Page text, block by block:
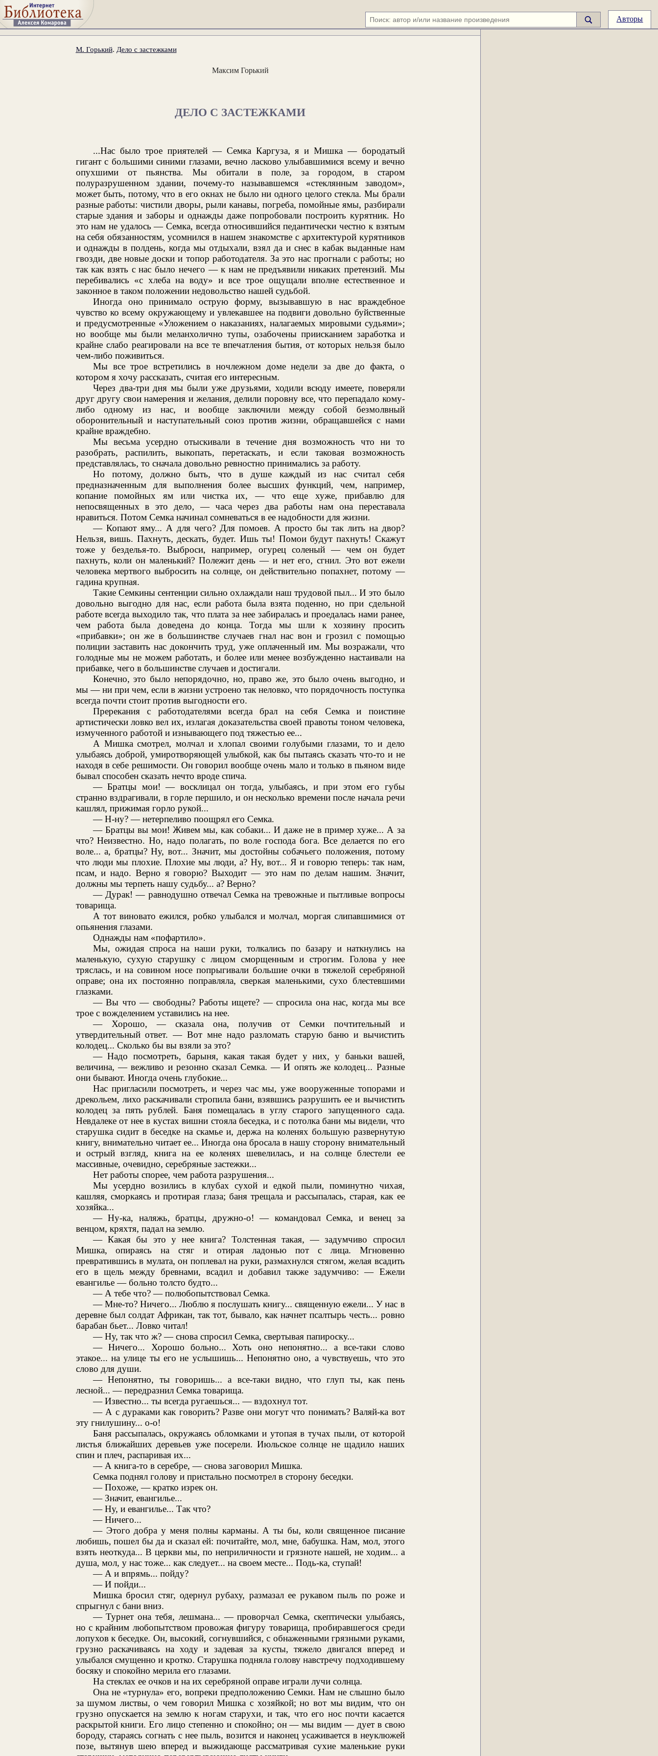
Авторы
М. Горький. Дело с застежками
Максим Горький
ДЕЛО С ЗАСТЕЖКАМИ
...Нас было трое приятелей — Семка Каргуза, я и Мишка — бородатый
гигант с большими синими глазами, вечно ласково улыбавшимися всему и вечно
опухшими от пьянства. Мы обитали в поле, за городом, в старом
полуразрушенном здании, почему-то называвшемся «стеклянным заводом»,
может быть, потому, что в его окнах не было ни одного целого стекла. Мы брали
разные работы: чистили дворы, рыли канавы, погреба, помойные ямы, разбирали
старые здания и заборы и однажды даже попробовали построить курятник. Но
это нам не удалось — Семка, всегда относившийся педантически честно к взятым
на себя обязанностям, усомнился в нашем знакомстве с архитектурой курятников
и однажды в полдень, когда мы отдыхали, взял да и снес в кабак выданные нам
гвозди, две новые доски и топор работодателя. За это нас прогнали с работы; но
так как взять с нас было нечего — к нам не предъявили никаких претензий. Мы
перебивались «с хлеба на воду» и все трое ощущали вполне естественное и
законное в таком положении недовольство нашей судьбой.
Иногда оно принимало острую форму, вызывавшую в нас враждебное
чувство ко всему окружающему и увлекавшее на подвиги довольно буйственные
и предусмотренные «Уложением о наказаниях, налагаемых мировыми судьями»;
но вообще мы были меланхолично тупы, озабочены приисканием заработка и
крайне слабо реагировали на все те впечатления бытия, от которых нельзя было
чем-либо поживиться.
Мы все трое встретились в ночлежном доме недели за две до факта, о
котором я хочу рассказать, считая его интересным.
Через два-три дня мы были уже друзьями, ходили всюду имеете, поверяли
друг другу свои намерения и желания, делили поровну все, что перепадало кому-
либо одному из нас, и вообще заключили между собой безмолвный
оборонительный и наступательный союз против жизни, обращавшейся с нами
крайне враждебно.
Мы весьма усердно отыскивали в течение дня возможность что ни то
разобрать, распилить, выкопать, перетаскать, и если таковая возможность
представлялась, то сначала довольно ревностно принимались за работу.
Но потому, должно быть, что в душе каждый из нас считал себя
предназначенным для выполнения более высших функций, чем, например,
копание помойных ям или чистка их, — что еще хуже, прибавлю для
непосвященных в это дело, — часа через два работы нам она переставала
нравиться. Потом Семка начинал сомневаться в ее надобности для жизни.
— Копают яму... А для чего? Для помоев. А просто бы так лить на двор?
Нельзя, вишь. Пахнуть, дескать, будет. Ишь ты! Помои будут пахнуть! Скажут
тоже у безделья-то. Выброси, например, огурец соленый — чем он будет
пахнуть, коли он маленький? Полежит день — и нет его, сгнил. Это вот ежели
человека мертвого выбросить на солнце, он действительно попахнет, потому —
гадина крупная.
Такие Семкины сентенции сильно охлаждали наш трудовой пыл... И это было
довольно выгодно для нас, если работа была взята поденно, но при сдельной
работе всегда выходило так, что плата за нее забиралась и проедалась нами ранее,
чем работа была доведена до конца. Тогда мы шли к хозяину просить
«прибавки»; он же в большинстве случаев гнал нас вон и грозил с помощью
полиции заставить нас докончить труд, уже оплаченный им. Мы возражали, что
голодные мы не можем работать, и более или менее возбужденно настаивали на
прибавке, чего в большинстве случаев и достигали.
Конечно, это было непорядочно, но, право же, это было очень выгодно, и
мы — ни при чем, если в жизни устроено так неловко, что порядочность поступка
всегда почти стоит против выгодности его.
Пререкания с работодателями всегда брал на себя Семка и поистине
артистически ловко вел их, излагая доказательства своей правоты тоном человека,
измученного работой и изнывающего под тяжестью ее...
А Мишка смотрел, молчал и хлопал своими голубыми глазами, то и дело
улыбаясь доброй, умиротворяющей улыбкой, как бы пытаясь сказать что-то и не
находя в себе решимости. Он говорил вообще очень мало и только в пьяном виде
бывал способен сказать нечто вроде спича.
— Братцы мои! — восклицал он тогда, улыбаясь, и при этом его губы
странно вздрагивали, в горле першило, и он несколько времени после начала речи
кашлял, прижимая горло рукой...
— Н-ну? — нетерпеливо поощрял его Семка.
— Братцы вы мои! Живем мы, как собаки... И даже не в пример хуже... А за
что? Неизвестно. Но, надо полагать, по воле господа бога. Все делается по его
воле... а, братцы? Ну, вот... Значит, мы достойны собачьего положения, потому
что люди мы плохие. Плохие мы люди, а? Ну, вот... Я и говорю теперь: так нам,
псам, и надо. Верно я говорю? Выходит — это нам по делам нашим. Значит,
должны мы терпеть нашу судьбу... а? Верно?
— Дурак! — равнодушно отвечал Семка на тревожные и пытливые вопросы
товарища.
А тот виновато ежился, робко улыбался и молчал, моргая слипавшимися от
опьянения глазами.
Однажды нам «пофартило».
Мы, ожидая спроса на наши руки, толкались по базару и наткнулись на
маленькую, сухую старушку с лицом сморщенным и строгим. Голова у нее
тряслась, и на совином носе попрыгивали большие очки в тяжелой серебряной
оправе; она их постоянно поправляла, сверкая маленькими, сухо блестевшими
глазками.
— Вы что — свободны? Работы ищете? — спросила она нас, когда мы все
трое с вожделением уставились на нее.
— Хорошо, — сказала она, получив от Семки почтительный и
утвердительный ответ. — Вот мне надо разломать старую баню и вычистить
колодец... Сколько бы вы взяли за это?
— Надо посмотреть, барыня, какая такая будет у них, у баньки вашей,
величина, — вежливо и резонно сказал Семка. — И опять же колодец... Разные
они бывают. Иногда очень глубокие...
Нас пригласили посмотреть, и через час мы, уже вооруженные топорами и
дрекольем, лихо раскачивали стропила бани, взявшись разрушить ее и вычистить
колодец за пять рублей. Баня помещалась в углу старого запущенного сада.
Невдалеке от нее в кустах вишни стояла беседка, и с потолка бани мы видели, что
старушка сидит в беседке на скамье и, держа на коленях большую развернутую
книгу, внимательно читает ее... Иногда она бросала в нашу сторону внимательный
и острый взгляд, книга на ее коленях шевелилась, и на солнце блестели ее
массивные, очевидно, серебряные застежки...
Нет работы спорее, чем работа разрушения...
Мы усердно возились в клубах сухой и едкой пыли, поминутно чихая,
кашляя, сморкаясь и протирая глаза; баня трещала и рассыпалась, старая, как ее
хозяйка...
— Ну-ка, наляжь, братцы, дружно-о! — командовал Семка, и венец за
венцом, кряхтя, падал на землю.
— Какая бы это у нее книга? Толстенная такая, — задумчиво спросил
Мишка, опираясь на стяг и отирая ладонью пот с лица. Мгновенно
превратившись в мулата, он поплевал на руки, размахнулся стягом, желая всадить
его в щель между бревнами, всадил и добавил также задумчиво: — Ежели
евангилье — больно толсто будто...
— А тебе что? — полюбопытствовал Семка.
— Мне-то? Ничего... Люблю я послушать книгу... священную ежели... У нас в
деревне был солдат Африкан, так тот, бывало, как начнет псалтырь честь... ровно
барабан бьет... Ловко читал!
— Ну, так что ж? — снова спросил Семка, свертывая папироску...
— Ничего... Хорошо больно... Хоть оно непонятно... а все-таки слово
этакое... на улице ты его не услышишь... Непонятно оно, а чувствуешь, что это
слово для души.
— Непонятно, ты говоришь... а все-таки видно, что глуп ты, как пень
лесной... — передразнил Семка товарища.
— Известно... ты всегда ругаешься... — вздохнул тот.
— А с дураками как говорить? Разве они могут что понимать? Валяй-ка вот
эту гнилушину... о-о!
Баня рассыпалась, окружаясь обломками и утопая в тучах пыли, от которой
листья ближайших деревьев уже посерели. Июльское солнце не щадило наших
спин и плеч, распаривая их...
— А книга-то в серебре, — снова заговорил Мишка.
Семка поднял голову и пристально посмотрел в сторону беседки.
— Похоже, — кратко изрек он.
— Значит, евангилье...
— Ну, и евангилье... Так что?
— Ничего...
— Этого добра у меня полны карманы. А ты бы, коли священное писание
любишь, пошел бы да и сказал ей: почитайте, мол, мне, бабушка. Нам, мол, этого
взять неоткуда... В церкви мы, по неприличности и грязноте нашей, не ходим... а
душа, мол, у нас тоже... как следует... на своем месте... Подь-ка, ступай!
— А и впрямь... пойду?
— И пойди...
Мишка бросил стяг, одернул рубаху, размазал ее рукавом пыль по роже и
спрыгнул с бани вниз.
— Турнет она тебя, лешмана... — проворчал Семка, скептически улыбаясь,
но с крайним любопытством провожая фигуру товарища, пробиравшегося среди
лопухов к беседке. Он, высокий, согнувшийся, с обнаженными грязными руками,
грузно раскачиваясь на ходу и задевая за кусты, тяжело двигался вперед и
улыбался смущенно и кротко. Старушка подняла голову навстречу подходившему
босяку и спокойно мерила его глазами.
На стеклах ее очков и на их серебряной оправе играли лучи солнца.
Она не «турнула» его, вопреки предположению Семки. Нам не слышно было
за шумом листвы, о чем говорил Мишка с хозяйкой; но вот мы видим, что он
грузно опускается на землю к ногам старухи, и так, что его нос почти касается
раскрытой книги. Его лицо степенно и спокойно; он — мы видим — дует в свою
бороду, стараясь согнать с нее пыль, возится и наконец усаживается в неуклюжей
позе, вытянув шею вперед и выжидающе рассматривая сухие маленькие руки